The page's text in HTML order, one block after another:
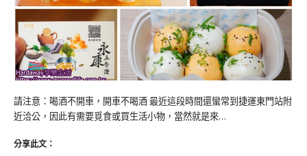
請注意：喝酒不開車，開車不喝酒 最近這段時間還蠻常到捷運東門站附
近洽公，因此有需要覓食或買生活小物，當然就是來…
分享此文：